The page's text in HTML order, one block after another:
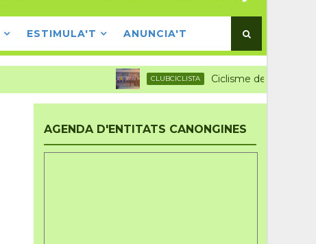
ESTIMULA'T ANUNCIA'T
CLUBCICLISTA Ciclisme de primer nivell a la
AGENDA D'ENTITATS CANONGINES